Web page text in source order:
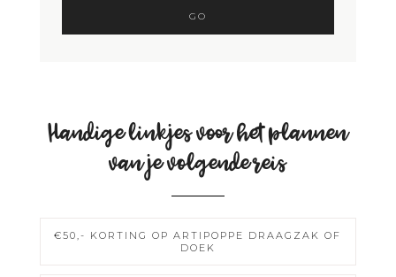
Handige linkjes voor het plannen
van je volgende reis
€50,- KORTING OP ARTIPOPPE DRAAGZAK OF
DOEK